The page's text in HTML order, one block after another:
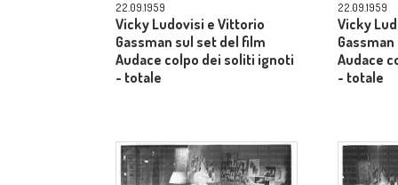
22.09.1959
Vicky Ludovisi e Vittorio
Gassman sul set del film
Audace colpo dei soliti ignoti
- totale
22.09.1959
Vicky
Audace
- totale